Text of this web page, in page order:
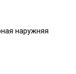
наружняя